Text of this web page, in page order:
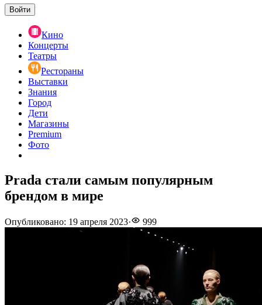
Войти
Кино
Концерты
Театры
Рестораны
Выставки
Знания
Город
Дети
Магазины
Premium
Фото
Prada стали самым популярным
брендом в мире
Опубликовано: 19 апреля 2023· 999